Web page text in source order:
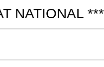
NATIONAL ***